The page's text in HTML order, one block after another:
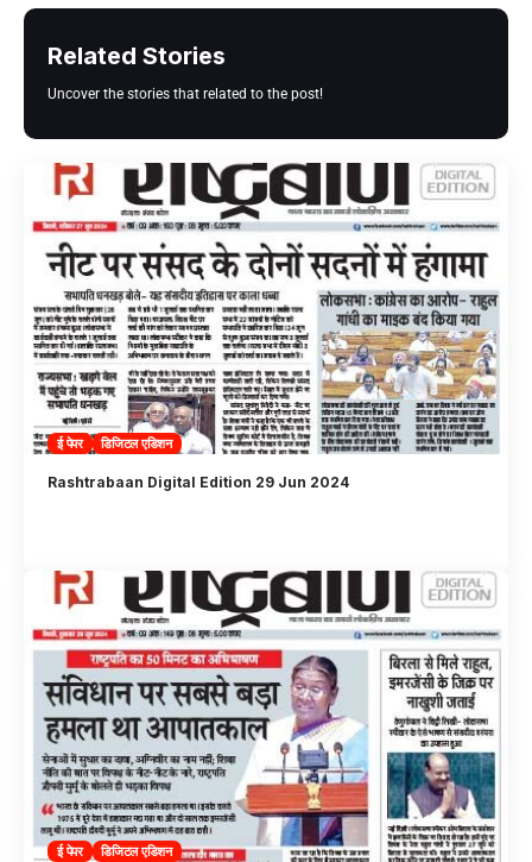
Related Stories
Uncover the stories that related to the post!
ई पेपर डिजिटल एडिशन
Rashtrabaan Digital Edition 29 Jun 2024
ई पेपर डिजिटल एडिशन